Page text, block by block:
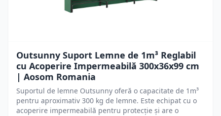
Outsunny Suport Lemne de 1m³ Reglabil
cu Acoperire Impermeabilă 300x36x99 cm
| Aosom Romania
Suportul de lemne Outsunny oferă o capacitate de 1m³
pentru aproximativ 300 kg de lemne. Este echipat cu o
acoperire impermeabilă pentru protecție și are o